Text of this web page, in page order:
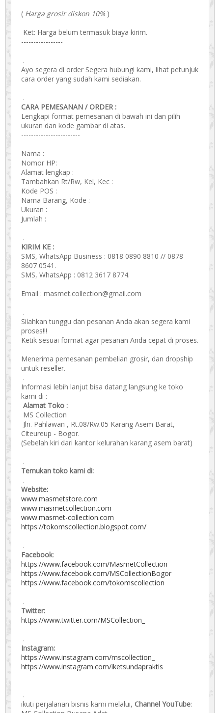
( Harga grosir diskon 10% )
Ket: Harga belum termasuk biaya kirim.
-----------------
.
Ayo segera di order Segera hubungi kami, lihat petunjuk
cara order yang sudah kami sediakan.
.
CARA PEMESANAN / ORDER :
Lengkapi format pemesanan di bawah ini dan pilih
ukuran dan kode gambar di atas.
------------------------
Nama :
Nomor HP:
Alamat lengkap :
Tambahkan Rt/Rw, Kel, Kec :
Kode POS :
Nama Barang, Kode :
Ukuran :
Jumlah :
.
KIRIM KE :
SMS, WhatsApp Business : 0818 0890 8810 // 0878
8607 0541.
SMS, WhatsApp : 0812 3617 8774.
Email : masmet.collection@gmail.com
.
Silahkan tunggu dan pesanan Anda akan segera kami
proses!!!
Ketik sesuai format agar pesanan Anda cepat di proses.
Menerima pemesanan pembelian grosir, dan dropship
untuk reseller.
.
Informasi lebih lanjut bisa datang langsung ke toko
kami di :
Alamat Toko :
MS Collection
Jln. Pahlawan , Rt.08/Rw.05 Karang Asem Barat,
Citeureup - Bogor.
(Sebelah kiri dari kantor kelurahan karang asem barat)
.
Temukan toko kami di:
.
Website:
www.masmetstore.com
www.masmetcollection.com
www.masmet-collection.com
https://tokomscollection.blogspot.com/
.
Facebook:
https://www.facebook.com/MasmetCollection
https://www.facebook.com/MSCollectionBogor
https://www.facebook.com/tokomscollection
.
Twitter:
https://www.twitter.com/MSCollection_
.
Instagram:
https://www.instagram.com/mscollection_
https://www.instagram.com/iketsundapraktis
.
ikuti perjalanan bisnis kami melalui, Channel YouTube: